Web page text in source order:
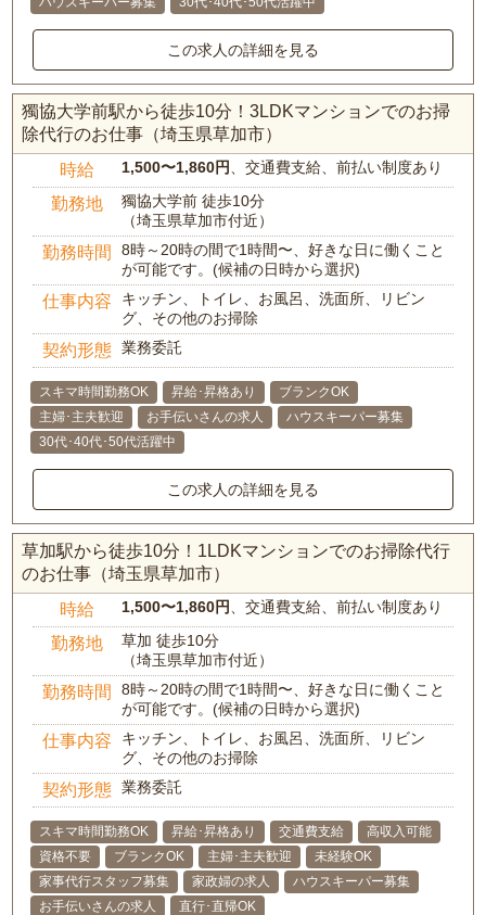
この求人の詳細を見る
獨協大学前駅から徒歩10分！3LDKマンションでのお掃
除代行のお仕事（埼玉県草加市）
時給 1,500〜1,860円 、交通費支給、前払い制度あり
勤務地
獨協大学前 徒歩10分
（埼玉県草加市付近）
勤務時間
8時～20時の間で1時間〜、好きな日に働くこと
が可能です。(候補の日時から選択)
仕事内容
キッチン、トイレ、お風呂、洗面所、リビン
グ、その他のお掃除
契約形態 業務委託
スキマ時間勤務OK 昇給･昇格あり
ブランクOK
主婦･主夫歓迎
お手伝いさんの求人
ハウスキーパー募集
30代･40代･50代活躍中
この求人の詳細を見る
草加駅から徒歩10分！1LDKマンションでのお掃除代行
のお仕事（埼玉県草加市）
時給 1,500〜1,860円 、交通費支給、前払い制度あり
勤務地
草加 徒歩10分
（埼玉県草加市付近）
勤務時間
8時～20時の間で1時間〜、好きな日に働くこと
が可能です。(候補の日時から選択)
仕事内容
キッチン、トイレ、お風呂、洗面所、リビン
グ、その他のお掃除
契約形態 業務委託
スキマ時間勤務OK 昇給･昇格あり 交通費支給
高収入可能
資格不要
ブランクOK 主婦･主夫歓迎
未経験OK
家事代行スタッフ募集
家政婦の求人
ハウスキーパー募集
お手伝いさんの求人
直行･直帰OK